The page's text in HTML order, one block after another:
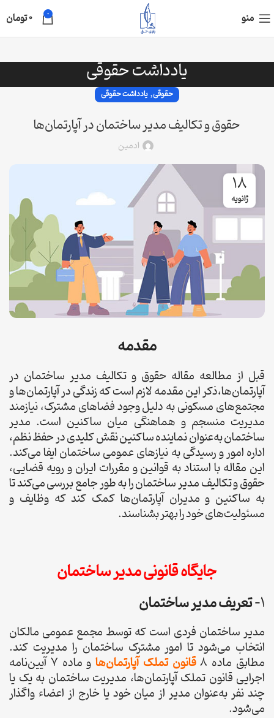
منو 0
0تومان
یادداشت حقوقی
حقوقی, یادداشت حقوقی
حقوق و تکالیف مدیر ساختمان در آپارتمان‌ها
ادمین
18
ژانویه
مقدمه
قبل از مطالعه مقاله حقوق و تکالیف مدیر ساختمان در
آپارتمان‌ها،ذکر این مقدمه لازم است که زندگی در آپارتمان‌ها و
مجتمع‌های مسکونی به دلیل وجود فضاهای مشترک، نیازمند
مدیریت منسجم و هماهنگی میان ساکنین است. مدیر
ساختمان به‌عنوان نماینده ساکنین نقش کلیدی در حفظ نظم،
اداره امور و رسیدگی به نیازهای عمومی ساختمان ایفا می‌کند.
این مقاله با استناد به قوانین و مقررات ایران و رویه قضایی،
حقوق و تکالیف مدیر ساختمان را به طور جامع بررسی می‌کند تا
به ساکنین و مدیران آپارتمان‌ها کمک کند که وظایف و
مسئولیت‌های خود را بهتر بشناسند.
جایگاه قانونی مدیر ساختمان
1- تعریف مدیر ساختمان
مدیر ساختمان فردی است که توسط مجمع عمومی مالکان
انتخاب می‌شود تا امور مشترک ساختمان را مدیریت کند.
مطابق ماده 8
قانون تملک آپارتمان‌ها
و ماده 7 آیین‌نامه
اجرایی قانون تملک آپارتمان‌ها، مدیریت ساختمان به یک یا
چند نفر به‌عنوان مدیر از میان خود یا خارج از اعضاء واگذار
می‌شود.